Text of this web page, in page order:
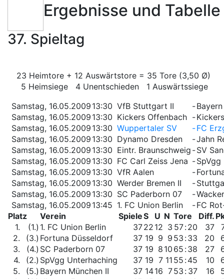
Ergebnisse und Tabelle
37. Spieltag
23 Heimtore + 12 Auswärtstore = 35 Tore (3,50 Ø)
5 Heimsiege 4 Unentschieden 1 Auswärtssiege
Samstag, 16.05.2009 13:30 VfB Stuttgart II -
Samstag, 16.05.2009 13:30 Kickers Offenbach -
Samstag, 16.05.2009 13:30 Wuppertaler SV -FC
Samstag, 16.05.2009 13:30 Dynamo Dresden -Jahn
Samstag, 16.05.2009 13:30 Eintr. Braunschweig -SV
Samstag, 16.05.2009 13:30 FC Carl Zeiss Jena -
Samstag, 16.05.2009 13:30 VfR Aalen -
Samstag, 16.05.2009 13:30 Werder Bremen II -
Samstag, 16.05.2009 13:30 SC Paderborn 07 -
Samstag, 16.05.2009 13:45 1. FC Union Berlin -FC
Platz
Verein SpieleS U N Tore Diff.
1.
(1.) 1. FC Union Berlin 3722 12 3 57:20 37
2.
(3.) Fortuna Düsseldorf 37 19 9 9 53 :33 20
3.
(4.) SC Paderborn 07 37 19 8 10 65 :38 27
4.
(2.) SpVgg Unterhaching 37 19 7 11 55 :45 10
5.
(5.) Bayern München II 37 1416 753 : 37 16